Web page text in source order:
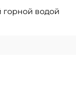
горной водой